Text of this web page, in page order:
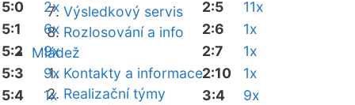
Výsledkový servis
Rozlosování a info
Mládež
Kontakty a informace
Realizační týmy
5:0
2x
5:1
6x
5:2
9x
5:3
9x
5:4
1x
2:5
11x
2:6
1x
2:7
1x
2:10
1x
3:4
9x